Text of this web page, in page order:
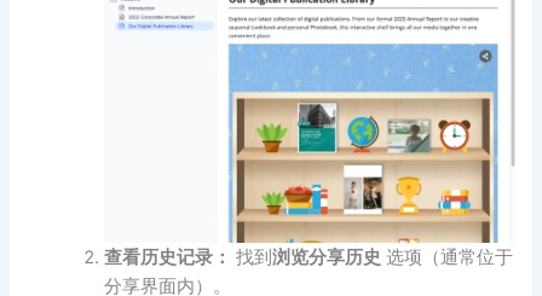
查看历史记录： 找到浏览分享历史 选项（通常位于
分享界面内）。